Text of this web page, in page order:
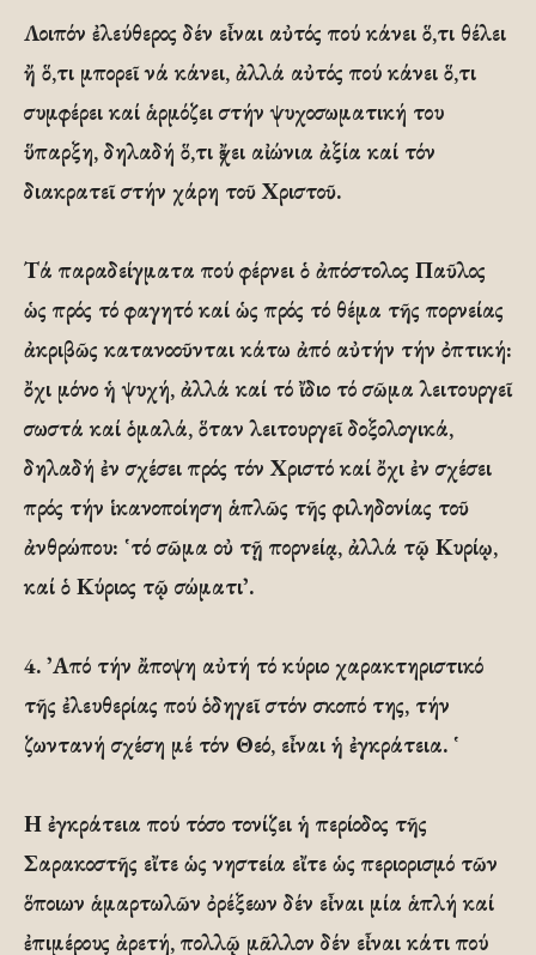
Λοιπόν ἐλεύθερος δέν εἶναι αὐτός πού κάνει ὅ,τι θέλει
ἤ ὅ,τι μπορεῖ νά κάνει, ἀλλά αὐτός πού κάνει ὅ,τι
συμφέρει καί ἁρμόζει στήν ψυχοσωματική του
ὕπαρξη, δηλαδή ὅ,τι ἔχει αἰώνια ἀξία καί τόν
διακρατεῖ στήν χάρη τοῦ Χριστοῦ.
Τά παραδείγματα πού φέρνει ὁ ἀπόστολος Παῦλος
ὡς πρός τό φαγητό καί ὡς πρός τό θέμα τῆς πορνείας
ἀκριβῶς κατανοοῦνται κάτω ἀπό αὐτήν τήν ὀπτική:
ὄχι μόνο ἡ ψυχή, ἀλλά καί τό ἴδιο τό σῶμα λειτουργεῖ
σωστά καί ὁμαλά, ὅταν λειτουργεῖ δοξολογικά,
δηλαδή ἐν σχέσει πρός τόν Χριστό καί ὄχι ἐν σχέσει
πρός τήν ἱκανοποίηση ἁπλῶς τῆς φιληδονίας τοῦ
ἀνθρώπου: ῾τό σῶμα οὐ τῇ πορνείᾳ, ἀλλά τῷ Κυρίῳ,
καί ὁ Κύριος τῷ σώματι᾽.
4. ᾽Από τήν ἄποψη αὐτή τό κύριο χαρακτηριστικό
τῆς ἐλευθερίας πού ὁδηγεῖ στόν σκοπό της, τήν
ζωντανή σχέση μέ τόν Θεό, εἶναι ἡ ἐγκράτεια. ῾
Η ἐγκράτεια πού τόσο τονίζει ἡ περίοδος τῆς
Σαρακοστῆς εἴτε ὡς νηστεία εἴτε ὡς περιορισμό τῶν
ὅποιων ἁμαρτωλῶν ὀρέξεων δέν εἶναι μία ἁπλή καί
ἐπιμέρους ἀρετή, πολλῷ μᾶλλον δέν εἶναι κάτι πού